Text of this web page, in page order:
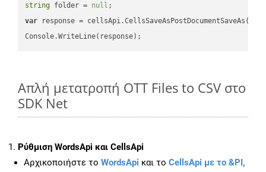
string folder = null
var response =
Απλή μετατροπή OTT Files to CSV στο
SDK Net
Ρύθμιση WordsApi και CellsApi
Αρχικοποιήστε το WordsApi και το CellsApi με το &PI,